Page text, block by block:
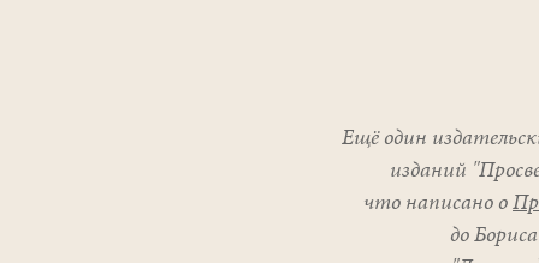
Ещё один
изданий
что написано о
до